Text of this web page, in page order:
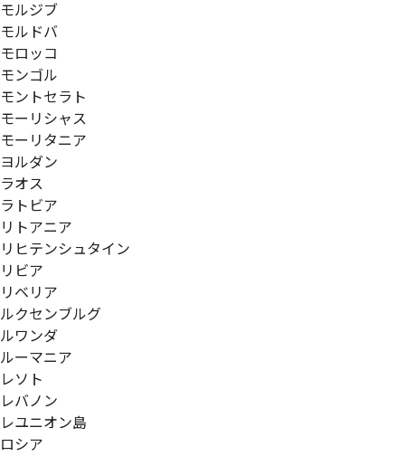
モルジブ
モルドバ
モロッコ
モンゴル
モントセラト
モーリシャス
モーリタニア
ヨルダン
ラオス
ラトビア
リトアニア
リヒテンシュタイン
リビア
リベリア
ルクセンブルグ
ルワンダ
ルーマニア
レソト
レバノン
レユニオン島
ロシア